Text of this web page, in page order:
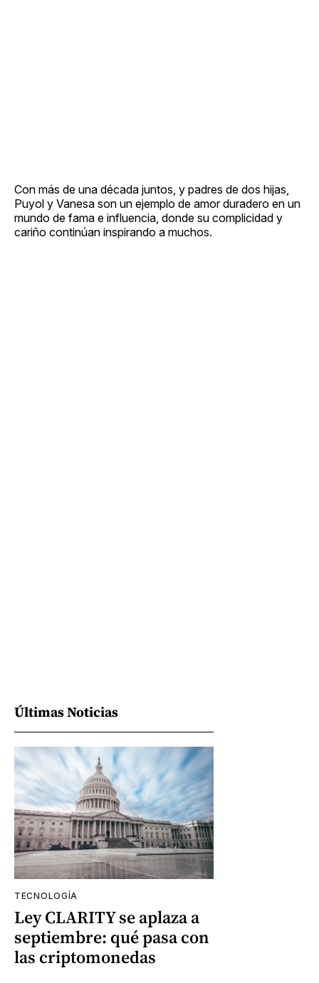
Con más de una década juntos, y padres de dos hijas,
Puyol y Vanesa son un ejemplo de amor duradero en un
mundo de fama e influencia, donde su complicidad y
cariño continúan inspirando a muchos.
Últimas Noticias
TECNOLOGÍA
Ley CLARITY se aplaza a
septiembre: qué pasa con
las criptomonedas